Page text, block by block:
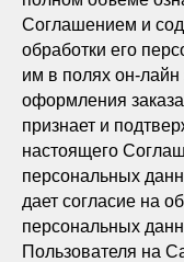
Соглашением и
обработки его
им в полях он-лайн
оформления заказа
признает и
настоящего
персональных
дает согласие на
персональных
Пользователя на